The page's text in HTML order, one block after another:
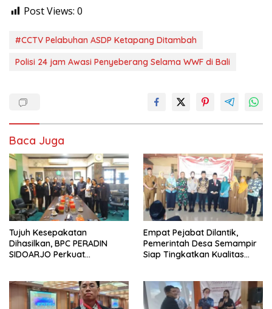
Post Views: 0
#CCTV Pelabuhan ASDP Ketapang Ditambah
Polisi 24 jam Awasi Penyeberang Selama WWF di Bali
Baca Juga
Tujuh Kesepakatan
Dihasilkan, BPC PERADIN
SIDOARJO Perkuat
Empat Pejabat Dilantik,
Pemerintah Desa Semampir
Siap Tingkatkan Kualitas